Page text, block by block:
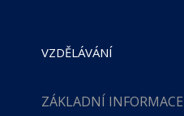
VZDĚLÁVÁNÍ
ZÁKLADNÍ INFORMACE